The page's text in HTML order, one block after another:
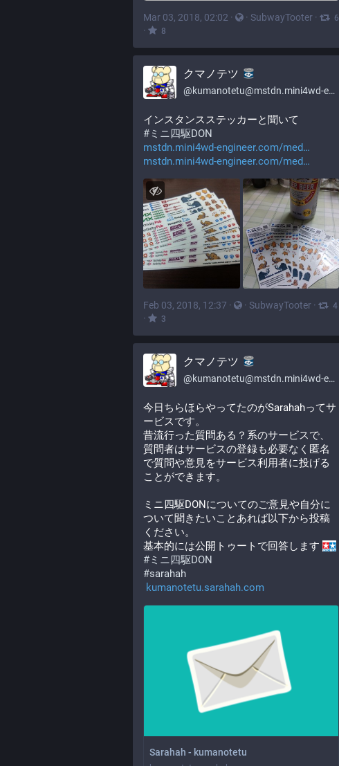
Mar 03, 2018, 02:02 · · SubwayTooter · 6
· 8
クマノテツ
@kumanotetu@mstdn.mini4wd-engineer.com
インスタンスステッカーと聞いて
#ミニ四駆DON
mstdn.mini4wd-engineer.com/med
mstdn.mini4wd-engineer.com/med
Feb 03, 2018, 12:37 · · SubwayTooter · 4
· 3
クマノテツ
@kumanotetu@mstdn.mini4wd-engineer.com
今日ちらほらやってたのがSarahahってサ
ービスです。
昔流行った質問ある？系のサービスで、
質問者はサービスの登録も必要なく匿名
で質問や意見をサービス利用者に投げる
ことができます。
ミニ四駆DONについてのご意見や自分に
ついて聞きたいことあれば以下から投稿
ください。
基本的には公開トゥートで回答します
#ミニ四駆DON
#sarahah
kumanotetu.sarahah.com
Sarahah - kumanotetu